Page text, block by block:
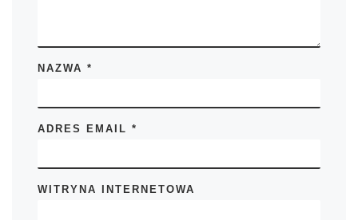
NAZWA*
ADRES EMAIL*
WITRYNA INTERNETOWA